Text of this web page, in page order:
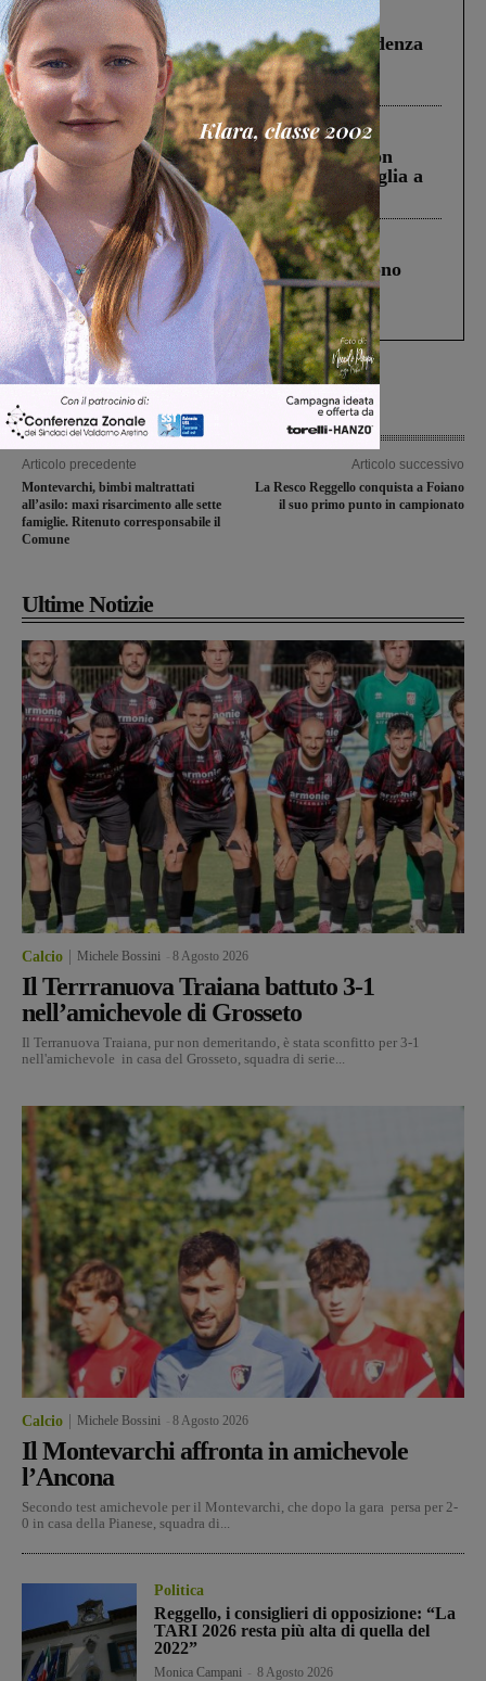
Figline Incisa Valdarno 1 Agosto 2026
Piscina di Figline finanziata oltre la scadenza
Pnrr, il gruppo di Fratelli d’Italia: “Un
ringraziamento al Governo”
Cronaca 3 Agosto 2026
Scomparso da una struttura di Castiglion
Fiorentino l’uomo che aveva ucciso la figlia a
Levane nel 2020
Cronaca 4 Agosto 2026
Un anno fa la strage in A1 in cui morirono
Gianni, Giulia e Franco. Lo schianto, il
processo, lo stop ai sorpassi fra tir....
Articolo precedente
Montevarchi, bimbi maltrattati
all’asilo: maxi risarcimento alle sette
famiglie. Ritenuto corresponsabile il
Comune
Articolo successivo
La Resco Reggello conquista a Foiano
il suo primo punto in campionato
Ultime Notizie
Calcio Michele Bossini 8 Agosto 2026
Il Terrranuova Traiana battuto 3-1
nell’amichevole di Grosseto
Il Terranuova Traiana, pur non demeritando, è stata sconfitto per 3-1
nell'amichevole in casa del Grosseto, squadra di serie...
Calcio Michele Bossini 8 Agosto 2026
Il Montevarchi affronta in amichevole
l’Ancona
Secondo test amichevole per il Montevarchi, che dopo la gara persa per 2-
0 in casa della Pianese, squadra di...
Politica
Reggello, i consiglieri di opposizione: “La
TARI 2026 resta più alta di quella del
2022”
Monica Campani 8 Agosto 2026